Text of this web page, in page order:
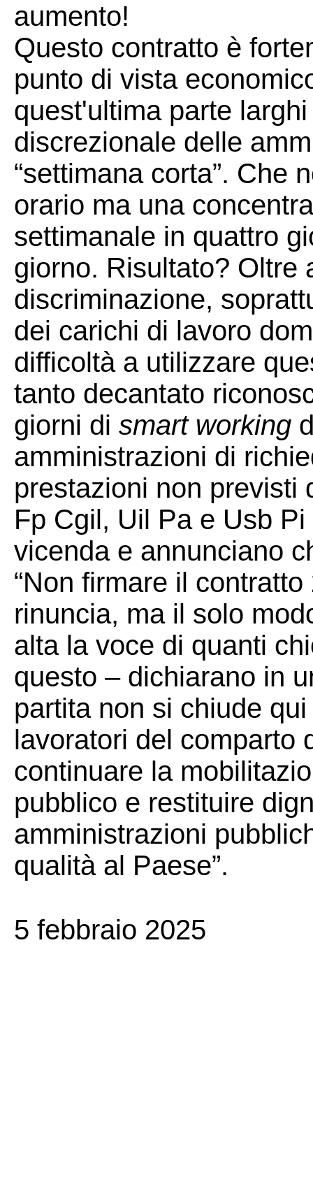
aumento!
Questo contratto è
punto di vista
quest'ultima parte
discrezionale delle
“settimana corta”. Che
orario ma una
settimanale in quattro
giorno. Risultato? Oltre
discriminazione,
dei carichi di lavoro
difficoltà a utilizzare
tanto decantato
giorni di smart working
amministrazioni di
prestazioni non previsti
Fp Cgil, Uil Pa e Usb
vicenda e annunciano
“Non firmare il
rinuncia, ma il solo
alta la voce di quanti
questo – dichiarano in
partita non si chiude
lavoratori del comparto
continuare la
pubblico e restituire
amministrazioni
qualità al Paese”.
5 febbraio 2025